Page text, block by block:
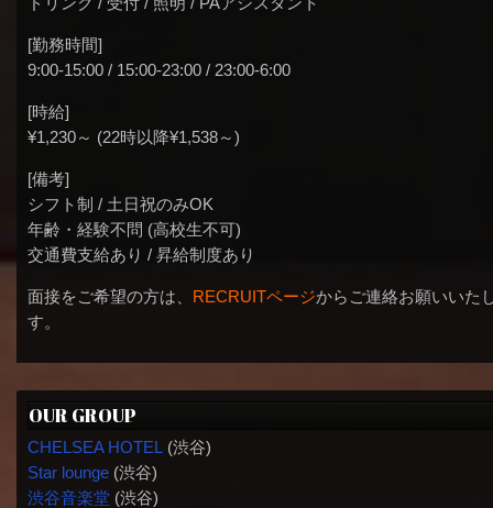
[勤務時間]
9:00-15:00 / 15:00-23:00 / 23:00-6:00
[時給]
¥1,230～ (22時以降¥1,538～)
[備考]
シフト制 / 土日祝のみOK
年齢・経験不問 (高校生不可)
交通費支給あり / 昇給制度あり
面接をご希望の方は、 RECRUITページからご連絡お願いいた
す。
OUR GROUP
CHELSEA HOTEL (渋谷)
Star lounge(渋谷)
渋谷音楽堂(渋谷)